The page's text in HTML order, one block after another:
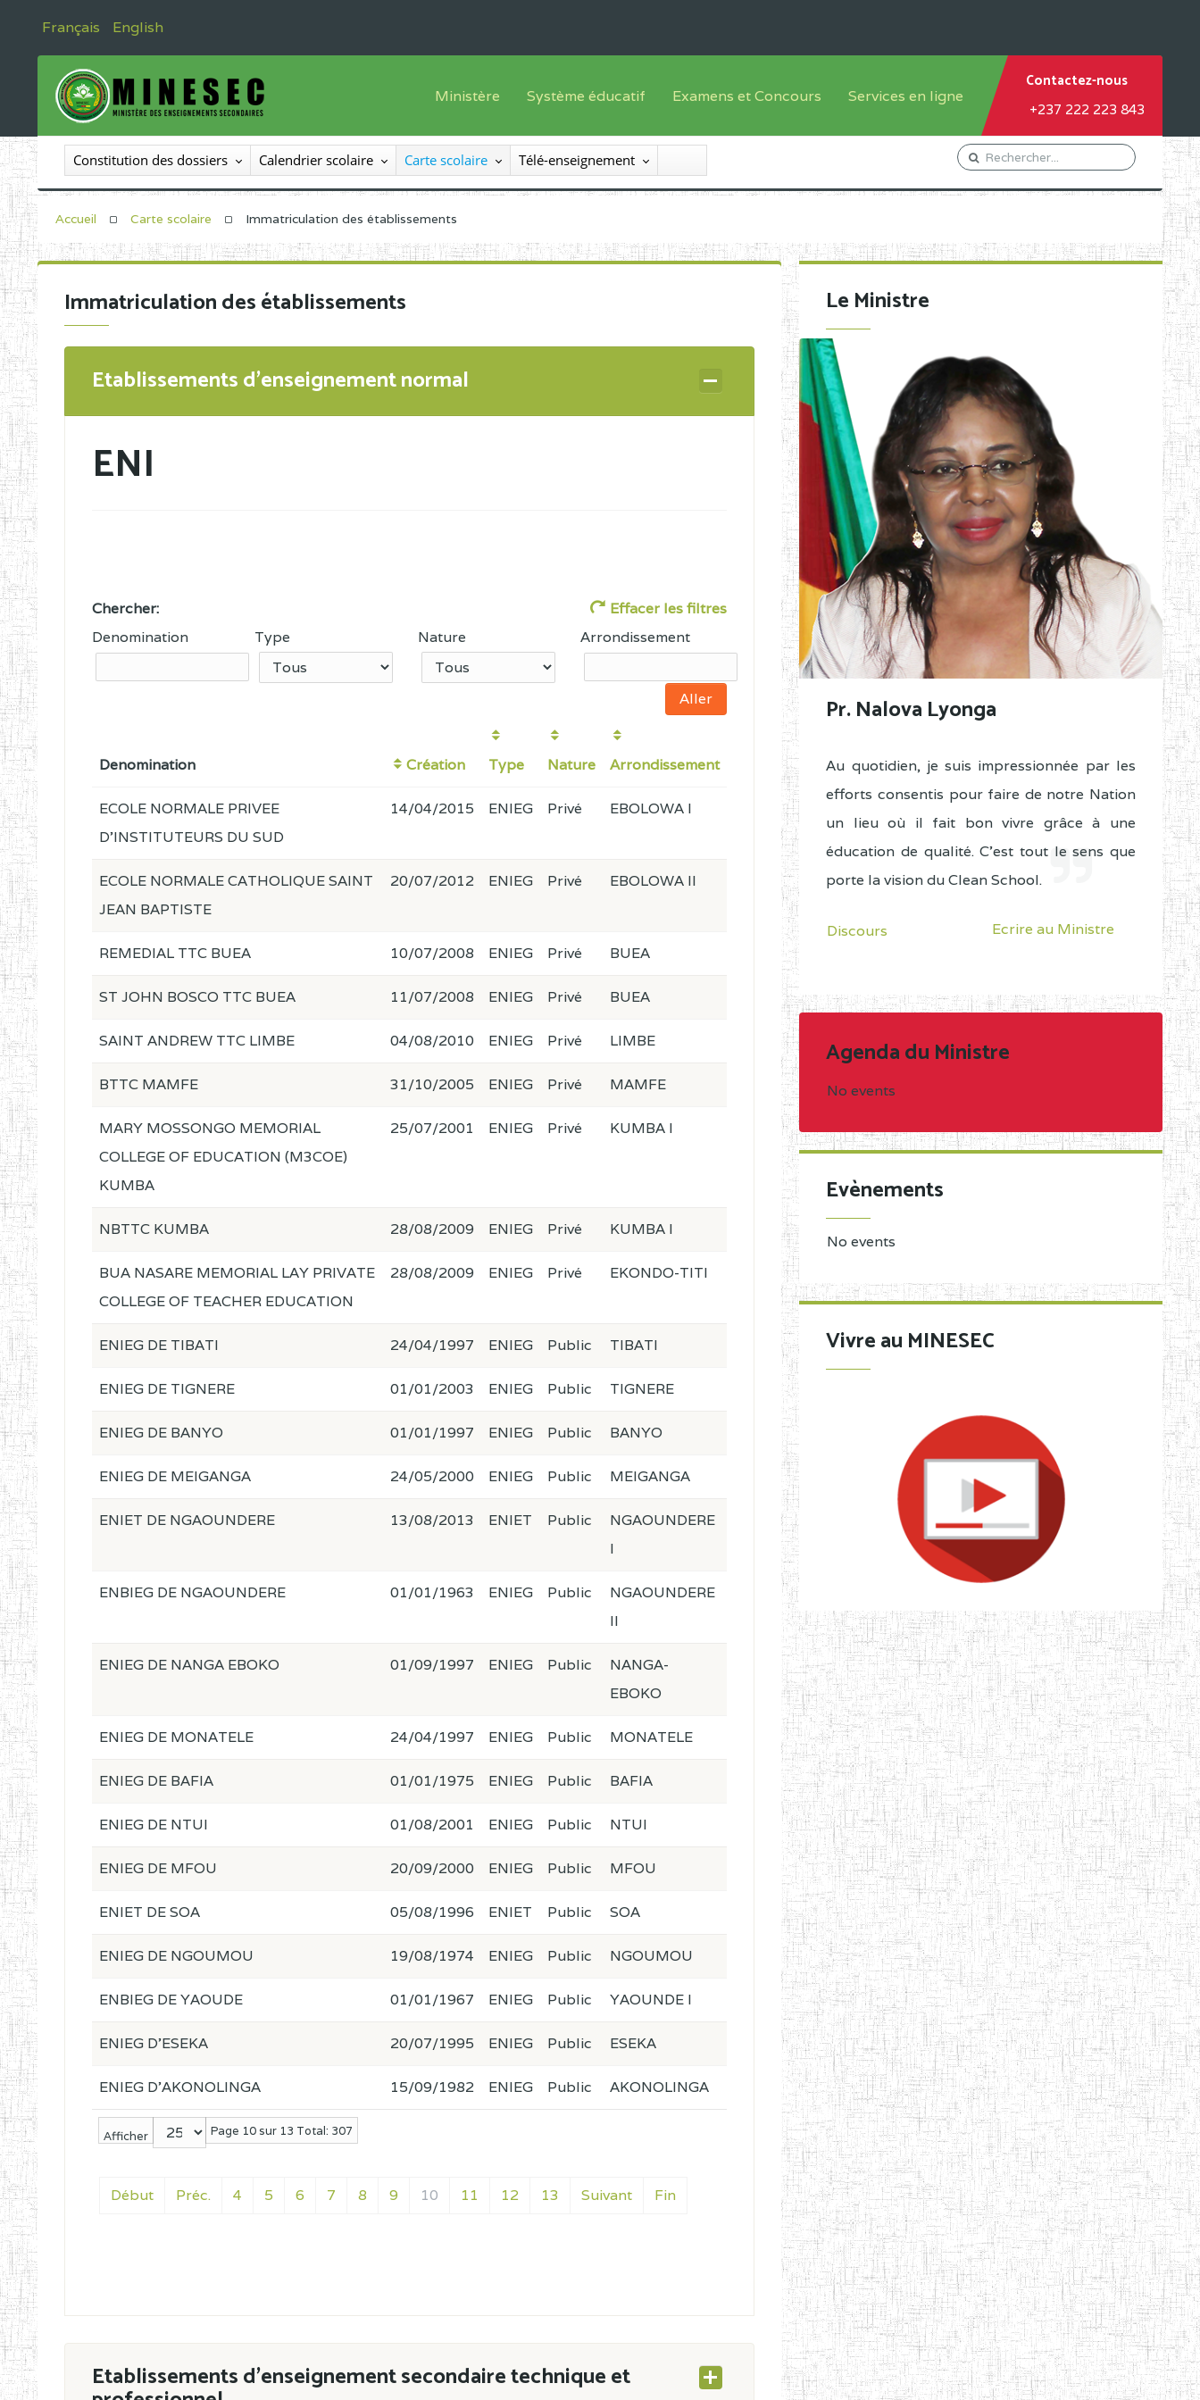
Français English
Ministère
Le Ministre
Le SEESEN
Inspection Générale des Enseignements
Organigramme
Système éducatif
Offre de formation
Sous système francophone
Progammes d'études
Examens et Concours
Inscriptions
Liste des candidats
Diplômes disponibles
Services en ligne
Orientation Conseil
Gestion du Personnel
Demande de subvention
Contactez-nous
+237 222 223 843
Constitution des dossiers Calendrier scolaire Carte scolaire Télé-enseignement
Accueil Carte scolaire Immatriculation des établissements
Immatriculation des établissements
Etablissements d'enseignement normal
ENI
Chercher:
Effacer les filtres
Denomination
Type Nature Arrondissement
Denomination Création Type Nature Arrondissement
Afficher Page 10 sur 13 Total: 307
Début Préc. 4 5 6 7 8 9 10 11 12 13 Suivant Fin
ECOLE NORMALE PRIVEE
D'INSTITUTEURS DU SUD
14/04/2015 ENIEG Privé EBOLOWA I
ECOLE NORMALE CATHOLIQUE SAINT
JEAN BAPTISTE
20/07/2012 ENIEG Privé EBOLOWA II
REMEDIAL TTC BUEA 10/07/2008 ENIEG Privé BUEA
ST JOHN BOSCO TTC BUEA 11/07/2008 ENIEG Privé BUEA
SAINT ANDREW TTC LIMBE 04/08/2010 ENIEG Privé LIMBE
BTTC MAMFE 31/10/2005 ENIEG Privé MAMFE
MARY MOSSONGO MEMORIAL
COLLEGE OF EDUCATION (M3COE)
KUMBA
25/07/2001 ENIEG Privé KUMBA I
NBTTC KUMBA 28/08/2009 ENIEG Privé KUMBA I
BUA NASARE MEMORIAL LAY PRIVATE
COLLEGE OF TEACHER EDUCATION
28/08/2009 ENIEG Privé EKONDO-TITI
ENIEG DE TIBATI 24/04/1997 ENIEG Public TIBATI
ENIEG DE TIGNERE 01/01/2003 ENIEG Public TIGNERE
ENIEG DE BANYO 01/01/1997 ENIEG Public BANYO
ENIEG DE MEIGANGA 24/05/2000 ENIEG Public MEIGANGA
ENIET DE NGAOUNDERE 13/08/2013 ENIET Public
NGAOUNDERE
I
ENBIEG DE NGAOUNDERE 01/01/1963 ENIEG Public
NGAOUNDERE
II
ENIEG DE NANGA EBOKO 01/09/1997 ENIEG Public
NANGA-
EBOKO
ENIEG DE MONATELE 24/04/1997 ENIEG Public MONATELE
ENIEG DE BAFIA 01/01/1975 ENIEG Public BAFIA
ENIEG DE NTUI 01/08/2001 ENIEG Public NTUI
ENIEG DE MFOU 20/09/2000 ENIEG Public MFOU
ENIET DE SOA 05/08/1996 ENIET Public SOA
ENIEG DE NGOUMOU 19/08/1974 ENIEG Public NGOUMOU
ENBIEG DE YAOUDE 01/01/1967 ENIEG Public YAOUNDE I
ENIEG D'ESEKA 20/07/1995 ENIEG Public ESEKA
ENIEG D'AKONOLINGA 15/09/1982 ENIEG Public AKONOLINGA
Etablissements d'enseignement secondaire technique et
Le Ministre
Pr. Nalova Lyonga
Au quotidien, je suis impressionnée par les
efforts consentis pour faire de notre Nation
un lieu où il fait bon vivre grâce à une
éducation de qualité. C'est tout le sens que
porte la vision du Clean School.
Discours Ecrire au Ministre
Agenda du Ministre
No events
Evènements
No events
Vivre au MINESEC